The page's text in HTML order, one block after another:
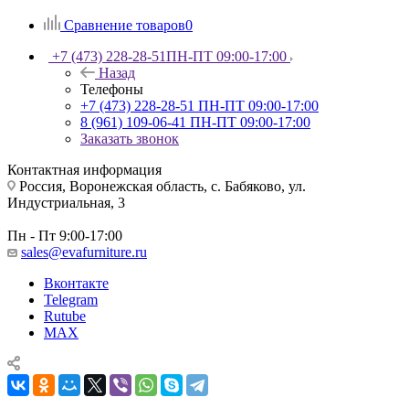
Сравнение товаров0
+7 (473) 228-28-51ПН-ПТ 09:00-17:00
Назад
Телефоны
+7 (473) 228-28-51 ПН-ПТ 09:00-17:00
8 (961) 109-06-41 ПН-ПТ 09:00-17:00
Заказать звонок
Контактная информация
Россия, Воронежская область, с. Бабяково, ул.
Индустриальная, 3
Пн - Пт 9:00-17:00
sales@evafurniture.ru
Вконтакте
Telegram
Rutube
MAX